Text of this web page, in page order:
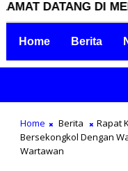
DATANG DI MEDIA
Home Berita
Home Berita
Rapat
Bersekongkol Dengan
Wartawan